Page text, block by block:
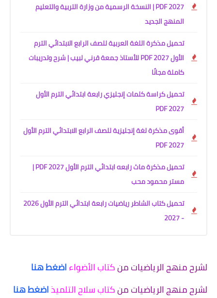
2027 PDF | النسخة الرسمية من وزارة التربية والتعليم
المنهج الجديد
تحميل مذكرة اللغة العربية للصف الرابع الابتدائي الترم
الأول 2027 PDF للأستاذ جمعة قرني لبيب | شرح وتدريبات
كاملة مجانًا
تحميل كراسة كلمات إنجليزي رابعة ابتدائي الترم الأول
2027 PDF
أقوى مذكرة لغة إنجليزية للصف الرابع الابتدائي الترم الأول
2027 PDF
تحميل مذكرة ماث رابعه ابتدائي الترم الأول 2027 PDF |
مستر محمود محب
تحميل كتاب الشاطر رياضيات رابعة ابتدائي الترم الأول 2026
- 2027
لشرح منهج الرياضيات منكتاب الأضواءاضغط هنا
لشرح منهج الرياضيات منكتاب سلاح التلميذاضغط هنا